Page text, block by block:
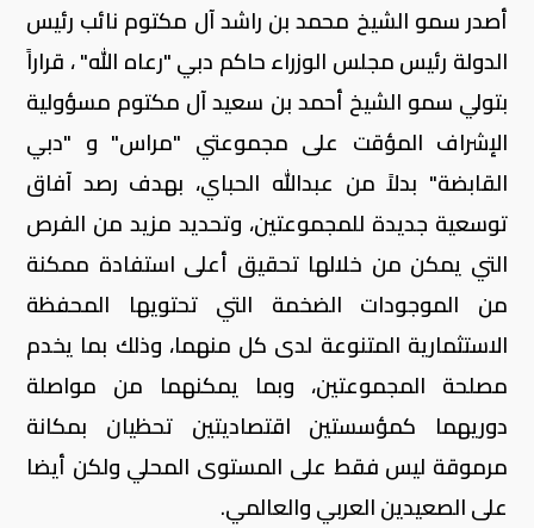
أصدر سمو الشيخ محمد بن راشد آل مكتوم نائب رئيس
الدولة رئيس مجلس الوزراء حاكم دبي "رعاه الله" ، قراراً
بتولي سمو الشيخ أحمد بن سعيد آل مكتوم مسؤولية
الإشراف المؤقت على مجموعتي "مراس" و "دبي
القابضة" بدلاً من عبدالله الحباي، بهدف رصد آفاق
توسعية جديدة للمجموعتين، وتحديد مزيد من الفرص
التي يمكن من خلالها تحقيق أعلى استفادة ممكنة
من الموجودات الضخمة التي تحتويها المحفظة
الاستثمارية المتنوعة لدى كل منهما، وذلك بما يخدم
مصلحة المجموعتين، وبما يمكنهما من مواصلة
دوريهما كمؤسستين اقتصاديتين تحظيان بمكانة
مرموقة ليس فقط على المستوى المحلي ولكن أيضا
على الصعيدين العربي والعالمي.